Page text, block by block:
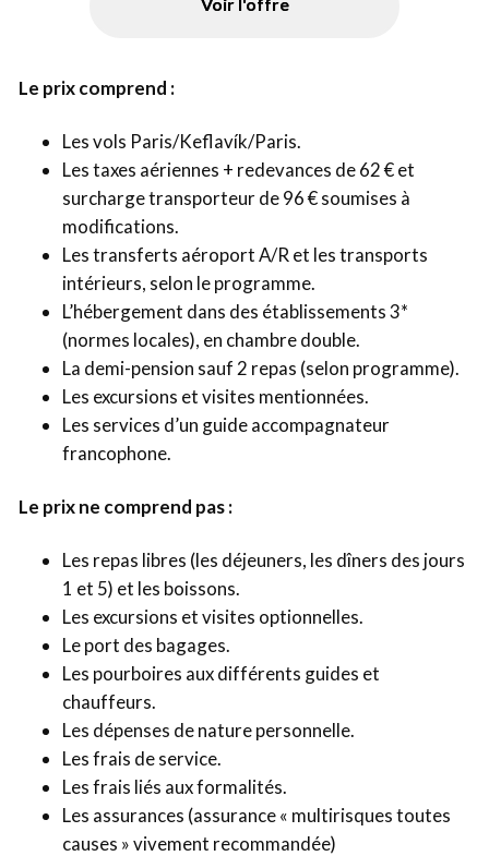
Le prix comprend :
Les vols Paris/Keflavík/Paris.
Les taxes aériennes + redevances de 62 € et
surcharge transporteur de 96 € soumises à
modifications.
Les transferts aéroport A/R et les transports
intérieurs, selon le programme.
L’hébergement dans des établissements 3*
(normes locales), en chambre double.
La demi-pension sauf 2 repas (selon programme).
Les excursions et visites mentionnées.
Les services d’un guide accompagnateur
francophone.
Le prix ne comprend pas :
Les repas libres (les déjeuners, les dîners des jours
1 et 5) et les boissons.
Les excursions et visites optionnelles.
Le port des bagages.
Les pourboires aux différents guides et
chauffeurs.
Les dépenses de nature personnelle.
Les frais de service.
Les frais liés aux formalités.
Les assurances (assurance « multirisques toutes
causes » vivement recommandée)